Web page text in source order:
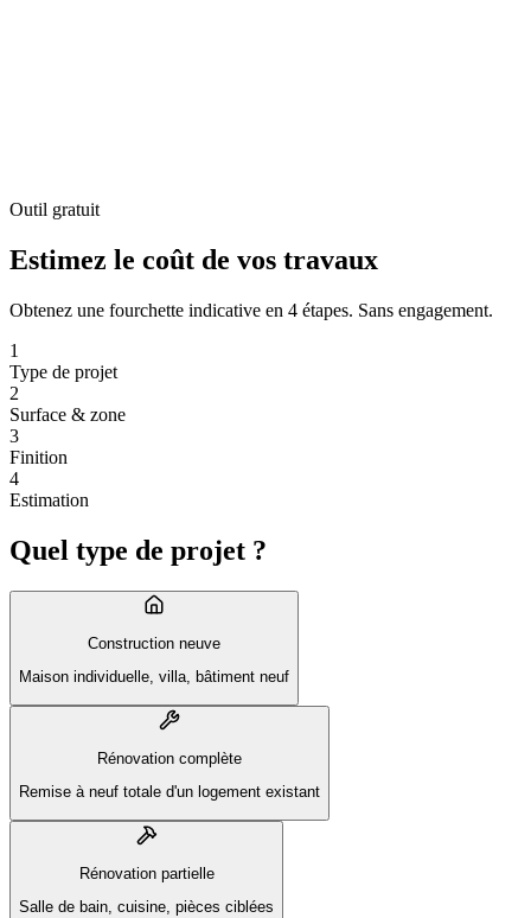
Outil gratuit
Estimez le coût de vos travaux
Obtenez une fourchette indicative en 4 étapes. Sans engagement.
1
Type de projet
2
Surface & zone
3
Finition
4
Estimation
Quel type de projet ?
Construction neuve
Maison individuelle, villa, bâtiment neuf
Rénovation complète
Remise à neuf totale d'un logement existant
Rénovation partielle
Salle de bain, cuisine, pièces ciblées